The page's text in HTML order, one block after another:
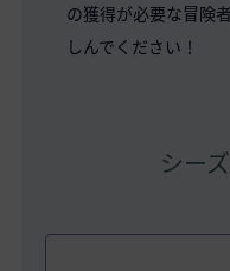
の獲得が必要な冒険
しんでください！
シー